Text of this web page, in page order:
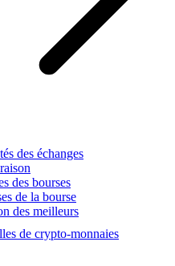
des échanges
des bourses
de la bourse
des meilleurs
de crypto-monnaies